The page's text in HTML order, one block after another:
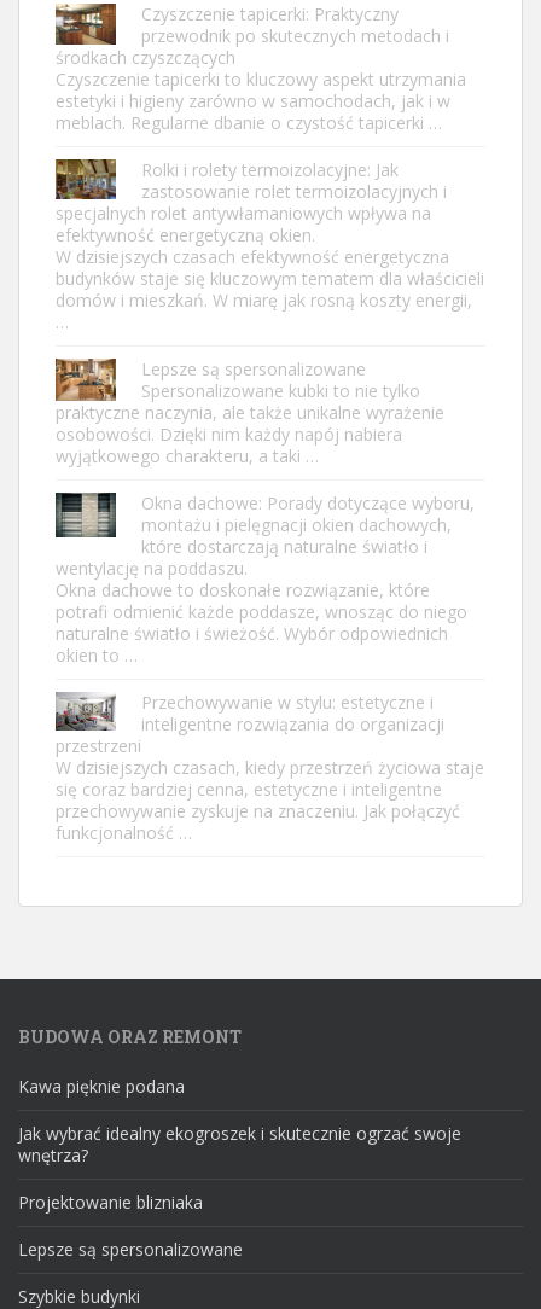
Czyszczenie tapicerki: Praktyczny
przewodnik po skutecznych metodach i
środkach czyszczących
Czyszczenie tapicerki to kluczowy aspekt utrzymania
estetyki i higieny zarówno w samochodach, jak i w
meblach. Regularne dbanie o czystość tapicerki …
Rolki i rolety termoizolacyjne: Jak
zastosowanie rolet termoizolacyjnych i
specjalnych rolet antywłamaniowych wpływa na
efektywność energetyczną okien.
W dzisiejszych czasach efektywność energetyczna
budynków staje się kluczowym tematem dla właścicieli
domów i mieszkań. W miarę jak rosną koszty energii,
…
Lepsze są spersonalizowane
Spersonalizowane kubki to nie tylko
praktyczne naczynia, ale także unikalne wyrażenie
osobowości. Dzięki nim każdy napój nabiera
wyjątkowego charakteru, a taki …
Okna dachowe: Porady dotyczące wyboru,
montażu i pielęgnacji okien dachowych,
które dostarczają naturalne światło i
wentylację na poddaszu.
Okna dachowe to doskonałe rozwiązanie, które
potrafi odmienić każde poddasze, wnosząc do niego
naturalne światło i świeżość. Wybór odpowiednich
okien to …
Przechowywanie w stylu: estetyczne i
inteligentne rozwiązania do organizacji
przestrzeni
W dzisiejszych czasach, kiedy przestrzeń życiowa staje
się coraz bardziej cenna, estetyczne i inteligentne
przechowywanie zyskuje na znaczeniu. Jak połączyć
funkcjonalność …
BUDOWA ORAZ REMONT
Kawa pięknie podana
Jak wybrać idealny ekogroszek i skutecznie ogrzać swoje
wnętrza?
Projektowanie blizniaka
Lepsze są spersonalizowane
Szybkie budynki